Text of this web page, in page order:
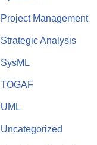
Project Management
Strategic Analysis
SysML
TOGAF
UML
Uncategorized